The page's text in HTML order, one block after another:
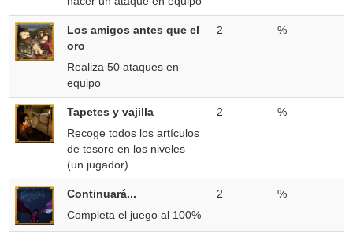
Los amigos antes que el
oro
Realiza 50 ataques en
equipo
2 %
Tapetes y vajilla
Recoge todos los artículos
de tesoro en los niveles
(un jugador)
2 %
Continuará...
Completa el juego al 100%
2 %